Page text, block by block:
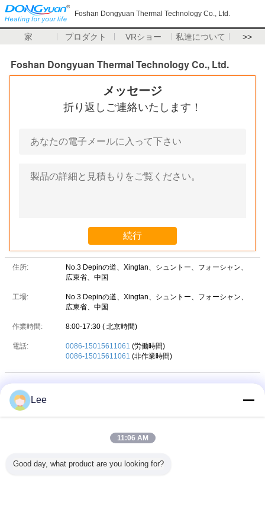
Foshan Dongyuan Thermal Technology Co., Ltd.
家 プロダクト VRショー 私達について >>
Foshan Dongyuan Thermal Technology Co., Ltd.
メッセージ
折り返しご連絡いたします！
住所:
No.3 Depinの道、Xingtan、シュントー、フォーシャン、
広東省、中国
工場:
No.3 Depinの道、Xingtan、シュントー、フォーシャン、
広東省、中国
作業時間: 8:00-17:30 ( 北京時間)
電話: 0086-15015611061 (労働時間)
0086-15015611061 (非作業時間)
Foshan Shunde Dongyuan Thermal Technology
Co.,Ltd
No.3 Depin Road,
Xingtan,Shunde,Foshan,Guangdong,China
電話: 86-75-26363196
Lee
11:06 AM
Good day, what product are you looking for?